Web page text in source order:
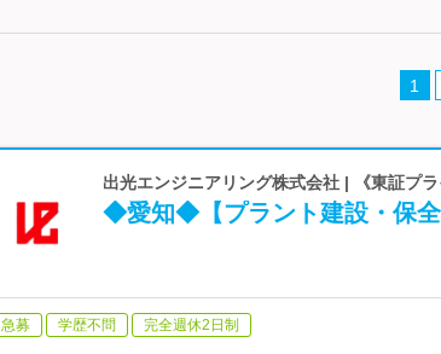
1
出光エンジニアリング株式会社 | 《東証プ
◆愛知◆【プラント建設・保
急募 学歴不問 完全週休2日制